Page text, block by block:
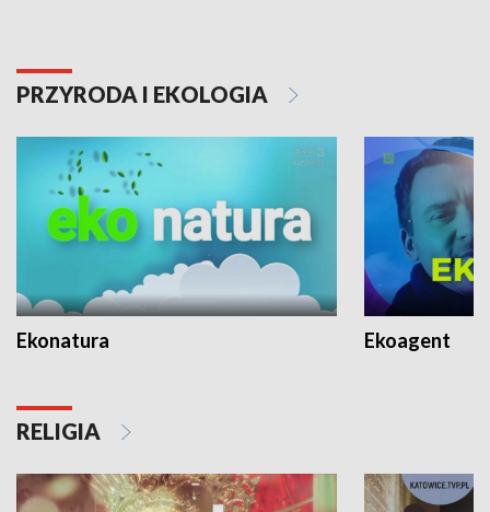
PRZYRODA I EKOLOGIA
Ekonatura Ekoagent
RELIGIA